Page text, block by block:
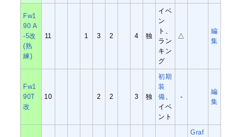
Fw1
90 A
-5改
(熟
練)
11 1 3 2 4 独
イベ
ン
ト、
ラン
キン
グ
△
編
集
Fw1
90T
改
10 2 2 3 独
初期
装
備、
イベ
ント
-
編
集
Graf